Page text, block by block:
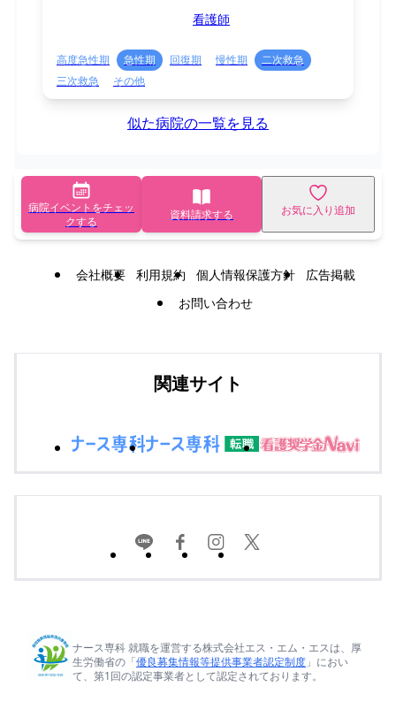
看護師
高度急性期 急性期 回復期 慢性期
二次救急
三次救急
その他
似た病院の一覧を見る
病院イベントをチェッ
クする
資料請求する お気に入り追加
会社概要 利用規約 個人情報保護方針
広告掲載
お問い合わせ
関連サイト
ナース専科 就職を運営する株式会社エス・エム・エスは、厚
生労働省の「優良募集情報等提供事業者認定制度 」におい
て、第1回の認定事業者として認定されております。